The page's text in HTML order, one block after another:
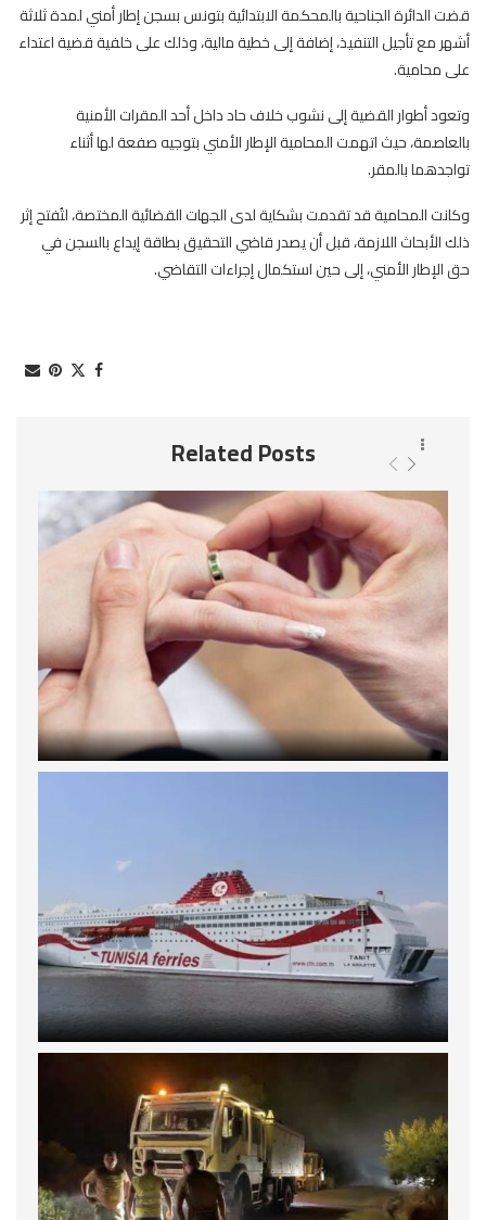
قضت الدائرة الجناحية بالمحكمة الابتدائية بتونس بسجن إطار أمني لمدة ثلاثة
أشهر مع تأجيل التنفيذ، إضافة إلى خطية مالية، وذلك على خلفية قضية اعتداء
على محامية.
وتعود أطوار القضية إلى نشوب خلاف حاد داخل أحد المقرات الأمنية
بالعاصمة، حيث اتهمت المحامية الإطار الأمني بتوجيه صفعة لها أثناء
تواجدهما بالمقر.
وكانت المحامية قد تقدمت بشكاية لدى الجهات القضائية المختصة، لتُفتح إثر
ذلك الأبحاث اللازمة، قبل أن يصدر قاضي التحقيق بطاقة إيداع بالسجن في
حق الإطار الأمني، إلى حين استكمال إجراءات التقاضي.
Related Posts